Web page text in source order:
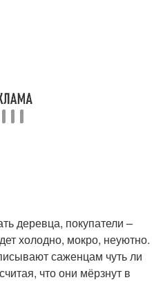
деревца, покупатели –
холодно, мокро, неуютно.
саженцам чуть ли
что они мёрзнут в